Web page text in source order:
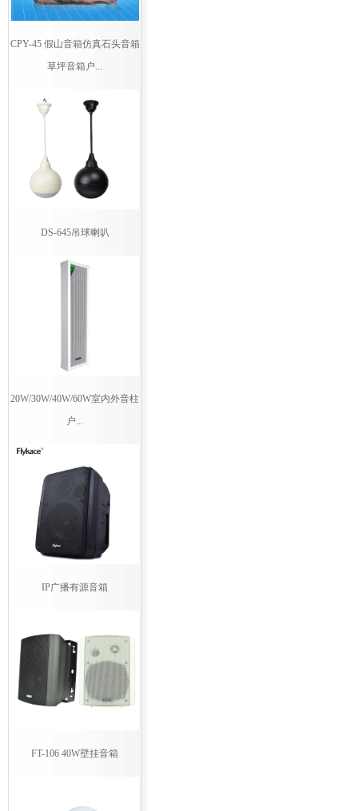
CPY-45 假山音箱仿真石头音箱
草坪音箱户...
DS-645吊球喇叭
20W/30W/40W/60W室内外音柱
户...
IP广播有源音箱
FT-106 40W壁挂音箱